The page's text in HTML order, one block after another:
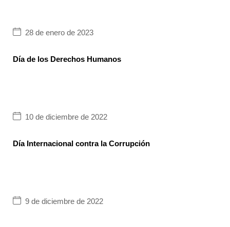
28 de enero de 2023
Día de los Derechos Humanos
10 de diciembre de 2022
Día Internacional contra la Corrupción
9 de diciembre de 2022